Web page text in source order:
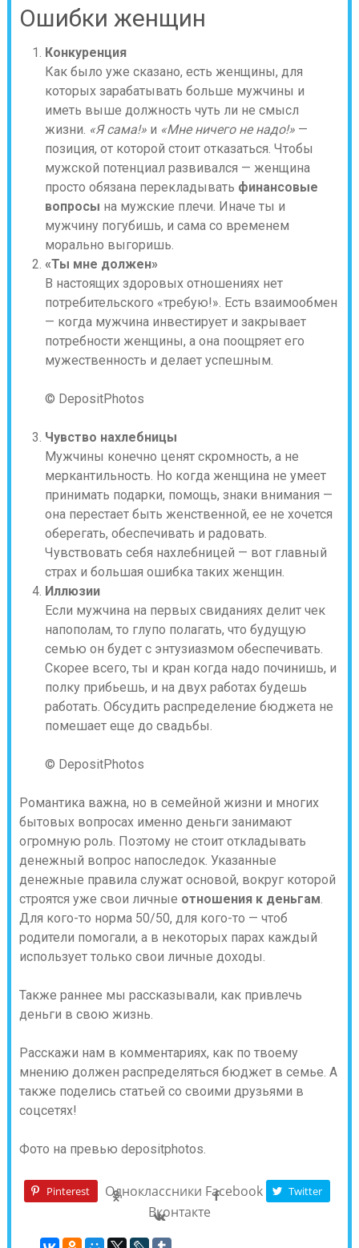
Ошибки женщин
Конкуренция
Как было уже сказано, есть женщины, для
которых зарабатывать больше мужчины и
иметь выше должность чуть ли не смысл
жизни. «Я сама!»и «Мне ничего не надо!»—
позиция, от которой стоит отказаться. Чтобы
мужской потенциал развивался — женщина
просто обязана перекладывать финансовые
вопросы на мужские плечи. Иначе ты и
мужчину погубишь, и сама со временем
морально выгоришь.
«Ты мне должен»
В настоящих здоровых отношениях нет
потребительского «требую!». Есть взаимообмен
— когда мужчина инвестирует и закрывает
потребности женщины, а она поощряет его
мужественность и делает успешным.
© DepositPhotos
Чувство нахлебницы
Мужчины конечно ценят скромность, а не
меркантильность. Но когда женщина не умеет
принимать подарки, помощь, знаки внимания —
она перестает быть женственной, ее не хочется
оберегать, обеспечивать и радовать.
Чувствовать себя нахлебницей — вот главный
страх и большая ошибка таких женщин.
Иллюзии
Если мужчина на первых свиданиях делит чек
напополам, то глупо полагать, что будущую
семью он будет с энтузиазмом обеспечивать.
Скорее всего, ты и кран когда надо починишь, и
полку прибьешь, и на двух работах будешь
работать. Обсудить распределение бюджета не
помешает еще до свадьбы.
© DepositPhotos
Романтика важна, но в семейной жизни и многих
бытовых вопросах именно деньги занимают
огромную роль. Поэтому не стоит откладывать
денежный вопрос напоследок. Указанные
денежные правила служат основой, вокруг которой
строятся уже свои личные отношения к деньгам.
Для кого-то норма 50/50, для кого-то — чтоб
родители помогали, а в некоторых парах каждый
использует только свои личные доходы.
Также раннее мы рассказывали, как привлечь
деньги в свою жизнь.
Расскажи нам в комментариях, как по твоему
мнению должен распределяться бюджет в семье. А
также поделись статьей со своими друзьями в
соцсетях!
Фото на превью depositphotos.
Pinterest Одноклассники Facebook Twitter
Вконтакте